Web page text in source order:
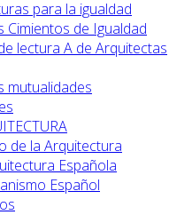
para la igualdad
Cimientos de Igualdad
lectura A de Arquitectas
mutualidades
de la Arquitectura
Española
Español